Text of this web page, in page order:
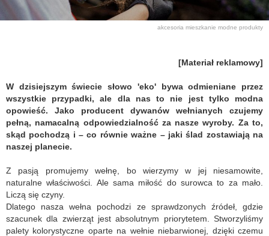
akcesoria mieszkanie modne produkty
[Materiał reklamowy]
W dzisiejszym świecie słowo 'eko' bywa odmieniane przez
wszystkie przypadki, ale dla nas to nie jest tylko modna
opowieść. Jako producent dywanów wełnianych czujemy
pełną, namacalną odpowiedzialność za nasze wyroby. Za to,
skąd pochodzą i – co równie ważne – jaki ślad zostawiają na
naszej planecie.
Z pasją promujemy wełnę, bo wierzymy w jej niesamowite,
naturalne właściwości. Ale sama miłość do surowca to za mało.
Liczą się czyny.
Dlatego nasza wełna pochodzi ze sprawdzonych źródeł, gdzie
szacunek dla zwierząt jest absolutnym priorytetem. Stworzyliśmy
palety kolorystyczne oparte na wełnie niebarwionej, dzięki czemu